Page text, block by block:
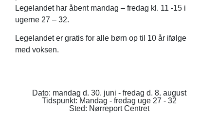
Legelandet har åbent mandag – fredag kl. 11 -15 i
ugerne 27 – 32.
Legelandet er gratis for alle børn op til 10 år ifølge
med voksen.
Dato: mandag d. 30. juni - fredag d. 8. august
Tidspunkt: Mandag - fredag uge 27 - 32
Sted: Nørreport Centret